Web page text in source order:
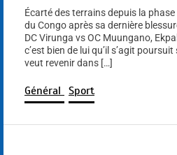
Écarté des terrains depuis la
du Congo après sa dernière
DC Virunga vs OC Muungano,
c’est bien de lui qu’il s’agit
veut revenir dans […]
Général Sport